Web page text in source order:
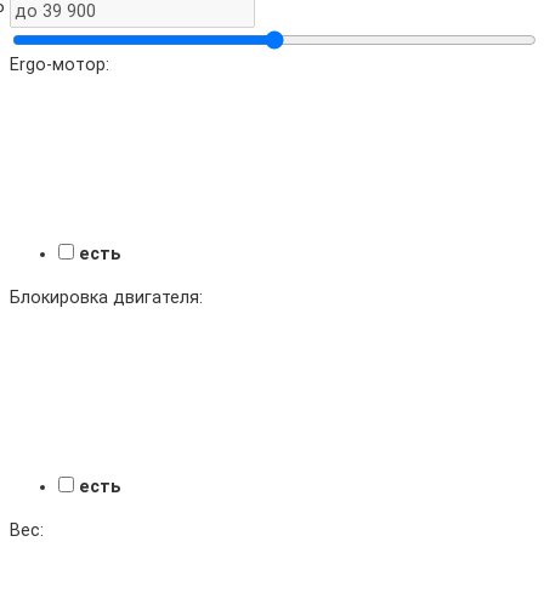
Ergo-мотор:
есть
Блокировка двигателя:
есть
Вес: